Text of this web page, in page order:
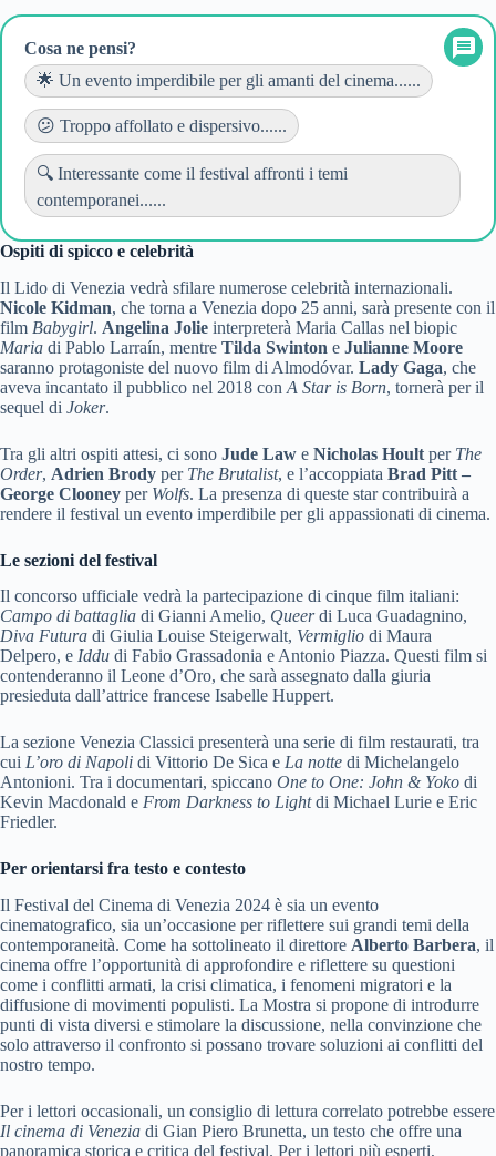
Cosa ne pensi?
🌟 Un evento imperdibile per gli amanti del cinema......
😕 Troppo affollato e dispersivo......
🔍 Interessante come il festival affronti i temi
contemporanei......
Ospiti di spicco e celebrità
Il Lido di Venezia vedrà sfilare numerose celebrità internazionali.
Nicole Kidman, che torna a Venezia dopo 25 anni, sarà presente con il
film Babygirl. Angelina Jolie interpreterà Maria Callas nel biopic
Maria di Pablo Larraín, mentre Tilda Swinton e Julianne Moore
saranno protagoniste del nuovo film di Almodóvar. Lady Gaga, che
aveva incantato il pubblico nel 2018 con A Star is Born, tornerà per il
sequel di Joker.
Tra gli altri ospiti attesi, ci sono Jude Law e Nicholas Hoult per The
Order, Adrien Brody per The Brutalist, e l’accoppiata Brad Pitt –
George Clooney per Wolfs. La presenza di queste star contribuirà a
rendere il festival un evento imperdibile per gli appassionati di cinema.
Le sezioni del festival
Il concorso ufficiale vedrà la partecipazione di cinque film italiani:
Campo di battaglia di Gianni Amelio, Queerdi Luca Guadagnino,
Diva Futura di Giulia Louise Steigerwalt, Vermiglio di Maura
Delpero, e Iddu di Fabio Grassadonia e Antonio Piazza. Questi film si
contenderanno il Leone d’Oro, che sarà assegnato dalla giuria
presieduta dall’attrice francese Isabelle Huppert.
La sezione Venezia Classici presenterà una serie di film restaurati, tra
cui L’oro di Napoli di Vittorio De Sica e La notte di Michelangelo
Antonioni. Tra i documentari, spiccano One to One: John & Yoko di
Kevin Macdonald e From Darkness to Lightdi Michael Lurie e Eric
Friedler.
Per orientarsi fra testo e contesto
Il Festival del Cinema di Venezia 2024 è sia un evento
cinematografico, sia un’occasione per riflettere sui grandi temi della
contemporaneità. Come ha sottolineato il direttore Alberto Barbera, il
cinema offre l’opportunità di approfondire e riflettere su questioni
come i conflitti armati, la crisi climatica, i fenomeni migratori e la
diffusione di movimenti populisti. La Mostra si propone di introdurre
punti di vista diversi e stimolare la discussione, nella convinzione che
solo attraverso il confronto si possano trovare soluzioni ai conflitti del
nostro tempo.
Per i lettori occasionali, un consiglio di lettura correlato potrebbe essere
Il cinema di Venezia di Gian Piero Brunetta, un testo che offre una
panoramica storica e critica del festival. Per i lettori più esperti,